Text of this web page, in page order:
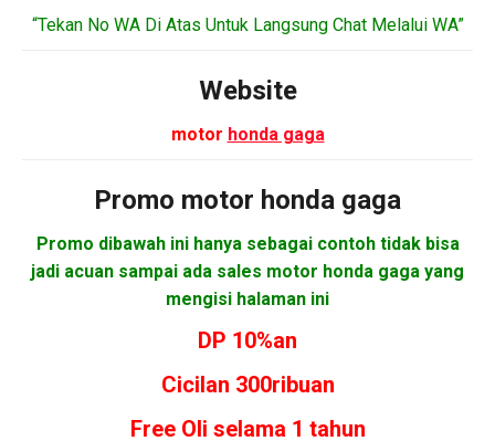
“Tekan No WA Di Atas Untuk Langsung Chat Melalui WA”
Website
motor honda gaga
Promo motor honda gaga
Promo dibawah ini hanya sebagai contoh tidak bisa
jadi acuan sampai ada sales motor honda gaga yang
mengisi halaman ini
DP 10%an
Cicilan 300ribuan
Free Oli selama 1 tahun